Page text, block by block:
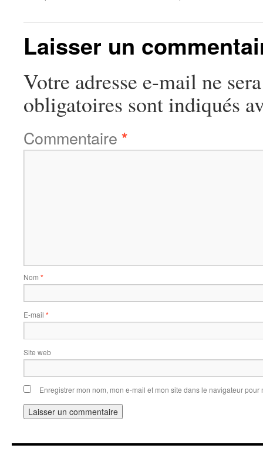
Laisser un
Votre adresse e-mail ne
obligatoires sont indiqués
Commentaire *
Nom *
E-mail *
Site web
Enregistrer mon nom, mon e-mail et mon site dans le navigateur